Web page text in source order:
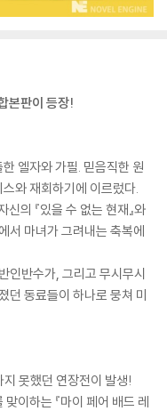
본판이 등장!
엘자와 가필. 믿음직한 원
와 재회하기에 이르렀다.
의 『있을 수 없는 현재』와
서 마녀가 그려내는 축복에
인반수가, 그리고 무시무시
던 동료들이 하나로 뭉쳐 미
못했던 연장전이 발생!
이하는 『마이 페어 배드 레